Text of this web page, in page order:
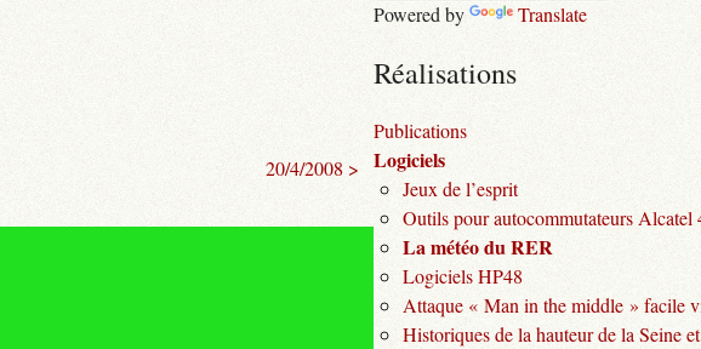
20/4/2008 >
Powered by Translate
Réalisations
Publications
Logiciels
Jeux de l’esprit
Outils pour autocommutateurs Alcatel
La météo du RER
Logiciels HP48
Attaque « Man in the middle » facile
Historiques de la hauteur de la Seine